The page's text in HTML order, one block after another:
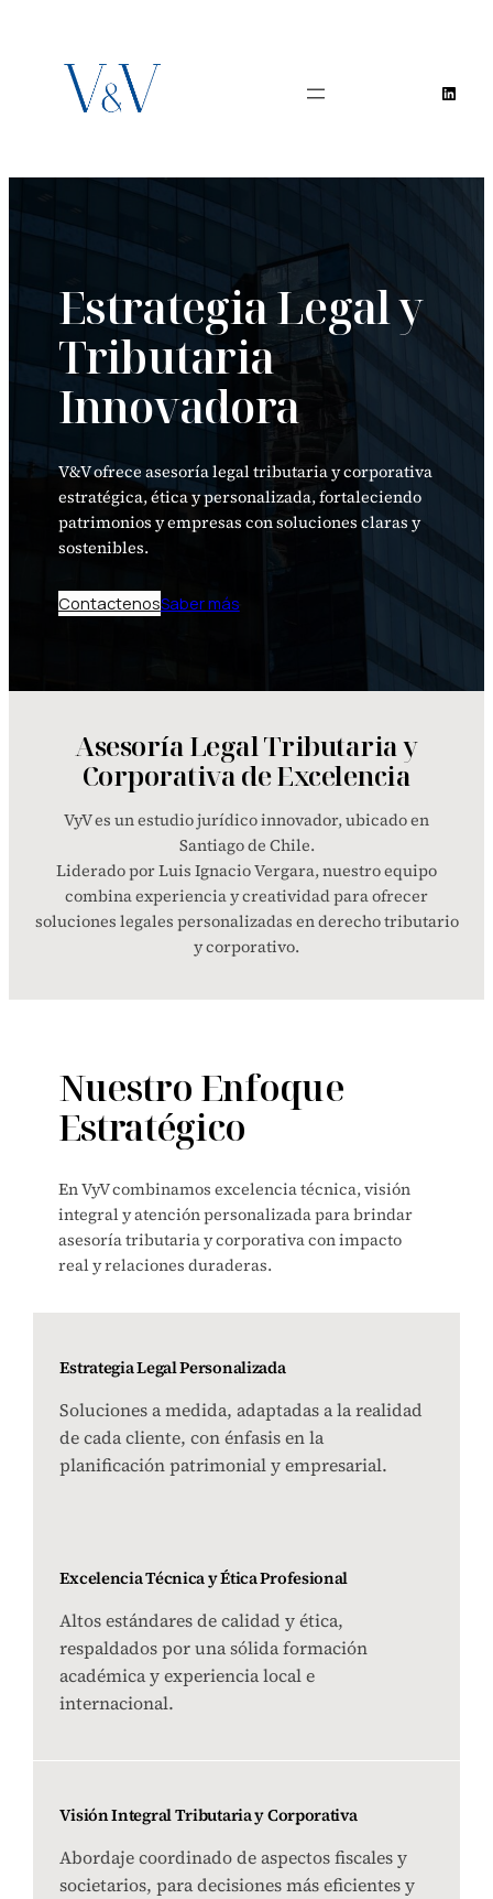
content
Estrategia Legal y
Tributaria
Innovadora
V&V ofrece asesoría legal tributaria y corporativa
estratégica, ética y personalizada, fortaleciendo
patrimonios y empresas con soluciones claras y
sostenibles.
ContactenosSaber más
Asesoría Legal Tributaria y
Corporativa de Excelencia
VyV es un estudio jurídico innovador, ubicado en
Santiago de Chile.
Liderado por Luis Ignacio Vergara, nuestro equipo
combina experiencia y creatividad para ofrecer
soluciones legales personalizadas en derecho tributario
y corporativo.
Nuestro Enfoque
Estratégico
En VyV combinamos excelencia técnica, visión
integral y atención personalizada para brindar
asesoría tributaria y corporativa con impacto
real y relaciones duraderas.
Estrategia Legal Personalizada
Soluciones a medida, adaptadas a la realidad
de cada cliente, con énfasis en la
planificación patrimonial y empresarial.
Excelencia Técnica y Ética Profesional
Altos estándares de calidad y ética,
respaldados por una sólida formación
académica y experiencia local e
internacional.
Visión Integral Tributaria y Corporativa
Abordaje coordinado de aspectos fiscales y
societarios, para decisiones más eficientes y